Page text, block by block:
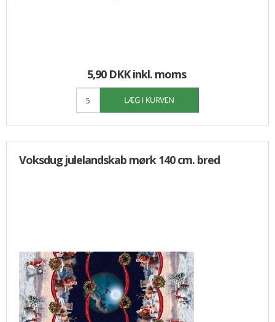
5,90 DKKinkl. moms
Voksdug julelandskab mørk 140 cm. bred